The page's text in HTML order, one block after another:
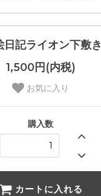
日記ライオン下敷き
1,500円(内税)
お気に入り
購入数
カートに入れる